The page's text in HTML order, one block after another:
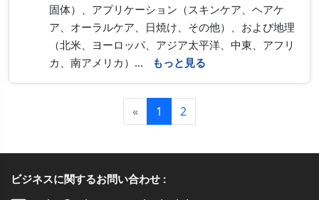
固体）、アプリケーション（スキンケア、ヘアケ
ア、オーラルケア、日焼け、その他）、および地理
（北米、ヨーロッパ、アジア太平洋、中東、アフリ
カ、南アメリカ）...
もっと見る
« 1 2
ビジネスに関するお問い合わせ :